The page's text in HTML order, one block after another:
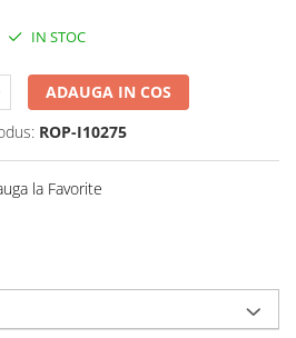
IN STOC
ADAUGA IN COS
ROP-I10275
la Favorite